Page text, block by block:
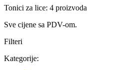
Tonici za lice: 4 proizvoda
Sve cijene sa PDV-om.
Filteri
Kategorije: